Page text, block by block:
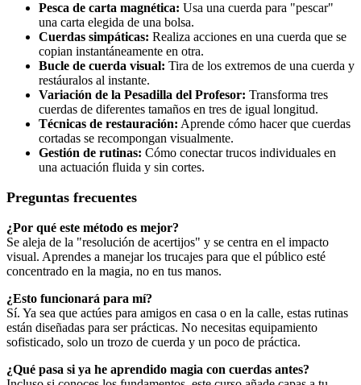
Pesca de carta magnética: Usa una cuerda para "pescar"
una carta elegida de una bolsa.
Cuerdas simpáticas: Realiza acciones en una cuerda que se
copian instantáneamente en otra.
Bucle de cuerda visual: Tira de los extremos de una cuerda y
restáuralos al instante.
Variación de la Pesadilla del Profesor: Transforma tres
cuerdas de diferentes tamaños en tres de igual longitud.
Técnicas de restauración: Aprende cómo hacer que cuerdas
cortadas se recompongan visualmente.
Gestión de rutinas: Cómo conectar trucos individuales en
una actuación fluida y sin cortes.
Preguntas frecuentes
¿Por qué este método es mejor?
Se aleja de la "resolución de acertijos" y se centra en el impacto
visual. Aprendes a manejar los trucajes para que el público esté
concentrado en la magia, no en tus manos.
¿Esto funcionará para mí?
Sí. Ya sea que actúes para amigos en casa o en la calle, estas rutinas
están diseñadas para ser prácticas. No necesitas equipamiento
sofisticado, solo un trozo de cuerda y un poco de práctica.
¿Qué pasa si ya he aprendido magia con cuerdas antes?